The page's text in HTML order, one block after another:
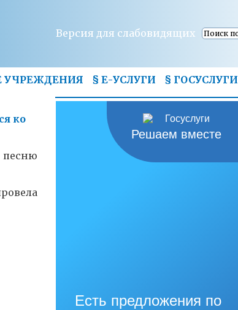
Версия для слабовидящих
УЧРЕЖДЕНИЯ § Е-УСЛУГИ § ГОСУСЛУГИ
ко
Решаем вместе
Есть предложения по